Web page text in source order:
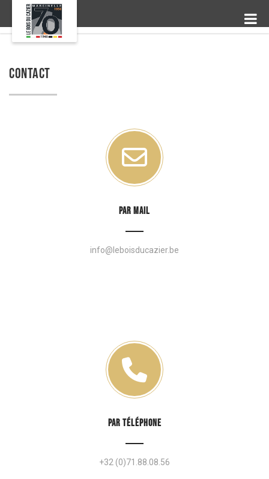
CONTACT
PAR MAIL
info@leboisducazier.be
PAR TÉLÉPHONE
+32 (0)71.88.08.56